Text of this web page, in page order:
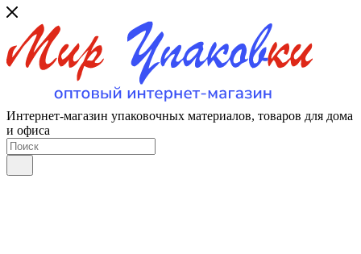
Интернет-магазин упаковочных материалов, товаров для дома
и офиса